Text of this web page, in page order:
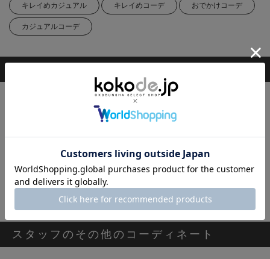
キレイめカジュアル キレイめコーデ おでかけコーデ
カジュアルコーデ
優待価格[SECRET TROPHY]リボンデニムブラウス
スタッフのその他のコーディネート